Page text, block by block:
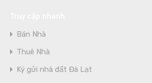
Bán Nhà
Thuê Nhà
Ký gửi nhà đất Đà Lạt